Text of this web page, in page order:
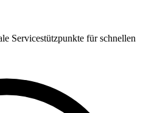
Servicestützpunkte für schnellen